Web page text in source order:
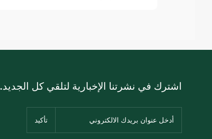
اشترك في نشرتنا الإخبارية لتلقي كل الجديد.